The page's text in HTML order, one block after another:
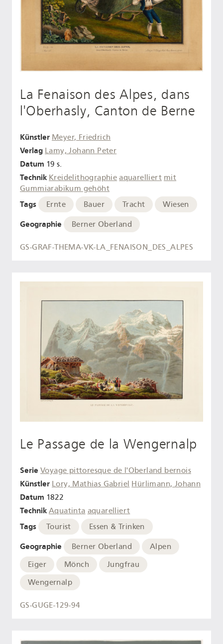
La Fenaison des Alpes, dans
l'Oberhasly, Canton de Berne
Künstler Meyer, Friedrich
Verlag Lamy, Johann Peter
Datum 19 s.
Technik Kreidelithographie aquarelliert mit
Gummiarabikum gehöht
Tags Ernte Bauer Tracht Wiesen
Geographie Berner Oberland
GS-GRAF-THEMA-VK-LA_FENAISON_DES_ALPES
Le Passage de la Wengernalp
Serie Voyage pittoresque de l'Oberland bernois
Künstler Lory, Mathias Gabriel Hürlimann, Johann
Datum 1822
Technik Aquatinta aquarelliert
Tags Tourist Essen & Trinken
Geographie Berner Oberland
Alpen
Eiger
Mönch
Jungfrau
Wengernalp
GS-GUGE-129-94